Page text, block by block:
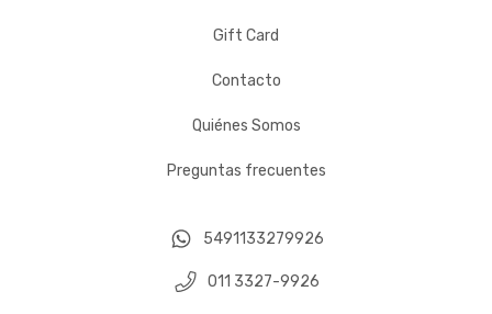
Gift Card
Contacto
Quiénes Somos
Preguntas frecuentes
5491133279926
011 3327-9926